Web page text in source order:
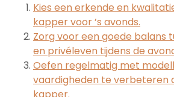
Kies een erkende en
kapper voor ’s avonds.
Zorg voor een goede balans
en privéleven tijdens de
Oefen regelmatig met
vaardigheden te verbeteren